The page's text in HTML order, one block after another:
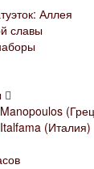
Аллея
славы
(Италия)